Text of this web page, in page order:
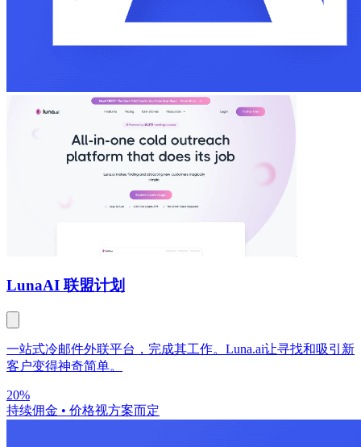
LunaAI 联盟计划
一站式冷邮件外联平台，完成其工作。Luna.ai让寻找和吸引新
客户变得神奇简单。
20%
持续佣金 • 价格视方案而定